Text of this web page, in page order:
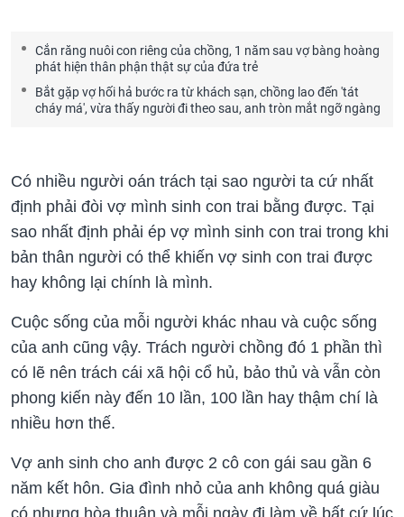
Cắn răng nuôi con riêng của chồng, 1 năm sau vợ bàng hoàng
phát hiện thân phận thật sự của đứa trẻ
Bắt gặp vợ hối hả bước ra từ khách sạn, chồng lao đến 'tát
cháy má', vừa thấy người đi theo sau, anh tròn mắt ngỡ ngàng
Có nhiều người oán trách tại sao người ta cứ nhất
định phải đòi vợ mình sinh con trai bằng được. Tại
sao nhất định phải ép vợ mình sinh con trai trong khi
bản thân người có thể khiến vợ sinh con trai được
hay không lại chính là mình.
Cuộc sống của mỗi người khác nhau và cuộc sống
của anh cũng vậy. Trách người chồng đó 1 phần thì
có lẽ nên trách cái xã hội cổ hủ, bảo thủ và vẫn còn
phong kiến này đến 10 lần, 100 lần hay thậm chí là
nhiều hơn thế.
Vợ anh sinh cho anh được 2 cô con gái sau gần 6
năm kết hôn. Gia đình nhỏ của anh không quá giàu
có nhưng hòa thuận và mỗi ngày đi làm về bất cứ lúc